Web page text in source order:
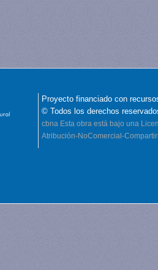
Proyecto financiado con
© Todos los derechos
cbna Esta obra está bajo una
Atribución-NoComercial-